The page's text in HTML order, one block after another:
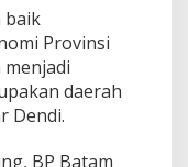
baik
Provinsi
daerah
Dendi.
BP Batam